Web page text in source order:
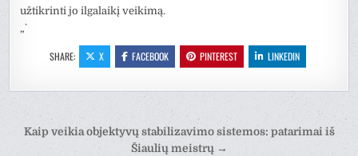
užtikrinti jo ilgalaikį veikimą.
„`
SHARE: X FACEBOOK PINTEREST LINKEDIN
Post
Kaip veikia objektyvų stabilizavimo sistemos: patarimai iš
Šiaulių meistrų →